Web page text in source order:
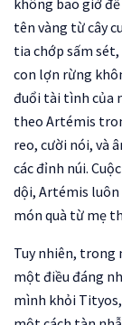
không bao giờ
tên vàng từ cây
tia chớp sấm
con lợn rừng
đuổi tài tình của
theo Artémis
reo, cười nói, và
các đỉnh núi.
dội, Artémis
món quà từ mẹ
Tuy nhiên, trong
một điều đáng
mình khỏi